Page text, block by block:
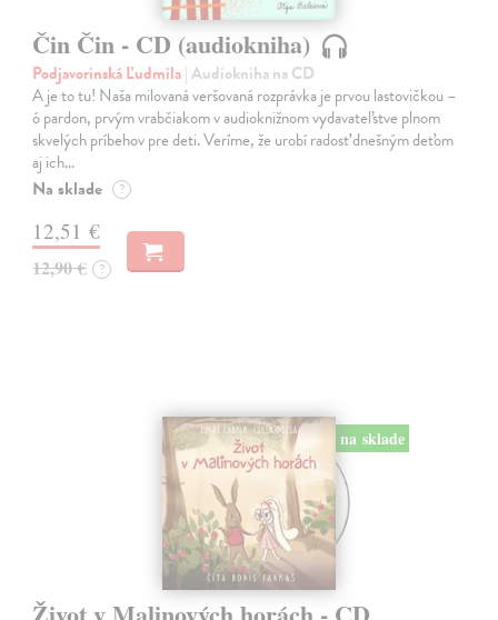
Čin Čin - CD (audiokniha)
Podjavorinská Ľudmila| Audiokniha na CD
A je to tu! Naša milovaná veršovaná rozprávka je prvou lastovičkou –
ó pardon, prvým vrabčiakom v audioknižnom vydavateľstve plnom
skvelých príbehov pre deti. Veríme, že urobí radosť dnešným deťom
aj ich…
Na sklade ?
12,51 €
12,90 € ?
na sklade